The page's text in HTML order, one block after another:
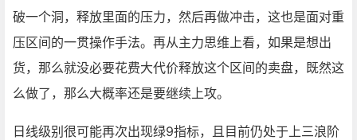
破一个洞，释放里面的压力，然后再做冲击，这也是面对重
压区间的一贯操作手法。再从主力思维上看，如果是想出
货，那么就没必要花费大代价释放这个区间的卖盘，既然这
么做了，那么大概率还是要继续上攻。
日线级别很可能再次出现绿9指标，且目前仍处于上三浪阶